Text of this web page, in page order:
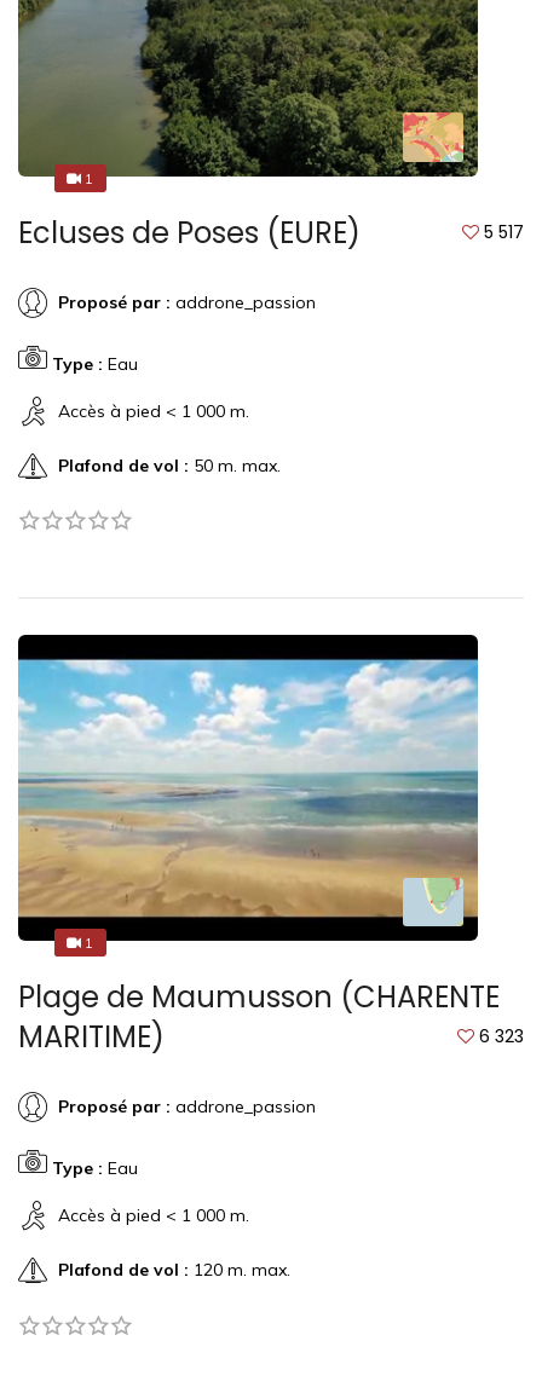
31
Ecluses de Poses (EURE) 5 517
Proposé par : addrone_passion
Type : Eau
Accès à pied < 1 000 m.
Plafond de vol : 50 m. max.
1
1
Plage de Maumusson (CHARENTE
MARITIME)
6 323
Proposé par : addrone_passion
Type : Eau
Accès à pied < 1 000 m.
Plafond de vol : 120 m. max.